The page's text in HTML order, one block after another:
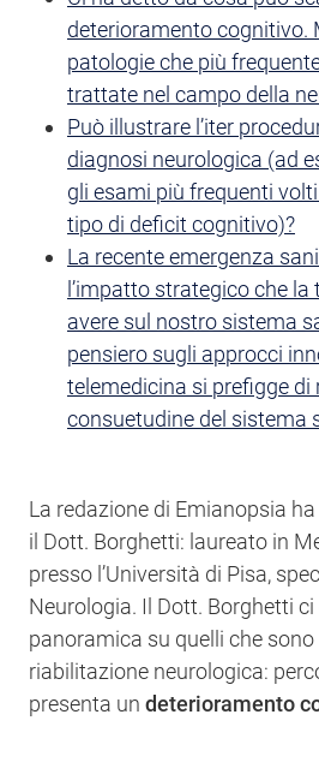
deterioramento cognitivo.
patologie che più
trattate nel campo della
Può illustrare l’iter
diagnosi neurologica (ad
gli esami più frequenti
tipo di deficit cognitivo)?
La recente emergenza
l’impatto strategico che
avere sul nostro sistema
pensiero sugli approcci
telemedicina si prefigge di
consuetudine del sistema
La redazione di Emianopsia
il Dott. Borghetti: laureato in
presso l’Università di Pisa,
Neurologia. Il Dott. Borghetti
panoramica su quelli che
riabilitazione neurologica:
presenta un deterioramento